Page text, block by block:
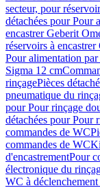
secteur, pour
détachées pour Pour
encastrer Geberit
réservoirs à
Pour alimentation
Sigma 12 cm
rinçagePièces
pneumatique du
pour Pour rinçage
détachées pour Pour
commandes de WC
commandes de WC
d'encastrementPour
électronique du
WC à